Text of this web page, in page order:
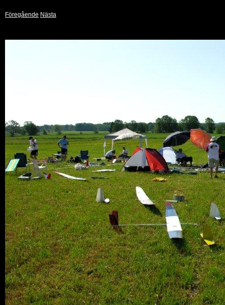
Föregående Nästa